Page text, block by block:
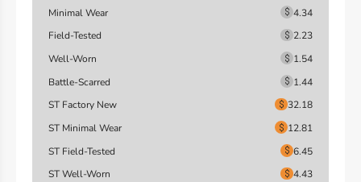
Minimal Wear
4.34
Field-Tested
2.23
Well-Worn
1.54
Battle-Scarred
1.44
ST Factory New
32.18
ST Minimal Wear
12.81
ST Field-Tested
6.45
ST Well-Worn
4.43